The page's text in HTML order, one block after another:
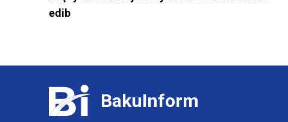
edib
BakuInform